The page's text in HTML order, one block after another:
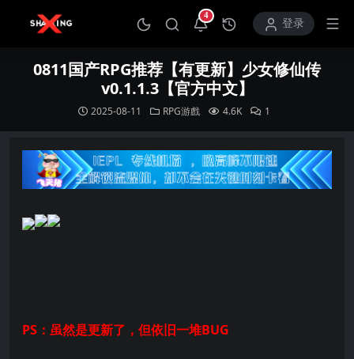
4
打开通知中心登录
0811国产RPG推荐【有更新】少女修仙传
v0.1.1.3【官方中文】
2025-08-11 RPG游戲 4.6K 1
PS：虽然是更新了，但依旧一堆BUG